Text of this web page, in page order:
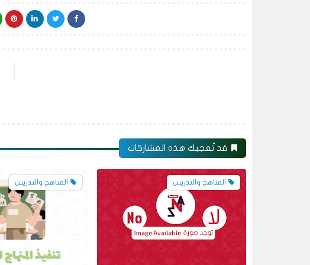
قد تُعجبك هذه المشاركات
المناهج والتدريس المناهج والتدريس